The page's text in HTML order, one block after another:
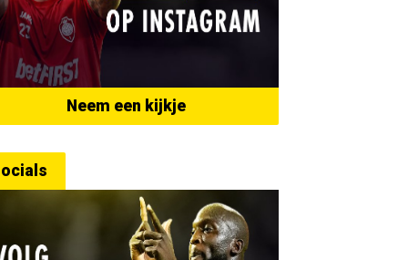
Neem een kijkje